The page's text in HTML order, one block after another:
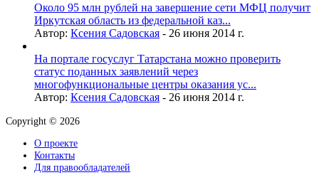
Около 95 млн рублей на завершение сети МФЦ получит
Иркутская область из федеральной каз...
Автор: Ксения Садовская - 26 июня 2014 г.
На портале госуслуг Татарстана можно проверить
статус поданных заявлений через
многофункциональные центры оказания ус...
Автор: Ксения Садовская - 26 июня 2014 г.
Copyright © 2026
О проекте
Контакты
Для правообладателей